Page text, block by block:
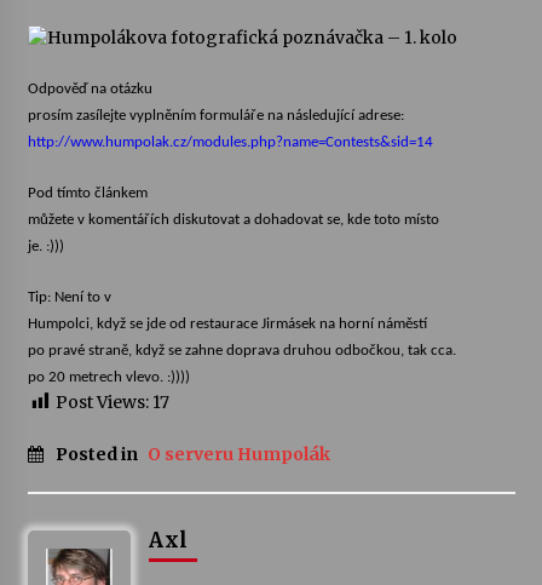
Odpověď na otázku
prosím zasílejte vyplněním formuláře na následující adrese:
http://www.humpolak.cz/modules.php?name=Contests&sid=14
Pod tímto článkem
můžete v komentářích diskutovat a dohadovat se, kde toto místo
je. :)))
Tip: Není to v
Humpolci, když se jde od restaurace Jirmásek na horní náměstí
po pravé straně, když se zahne doprava druhou odbočkou, tak cca.
po 20 metrech vlevo. :))))
Post Views: 17
Posted in O serveru Humpolák
Axl